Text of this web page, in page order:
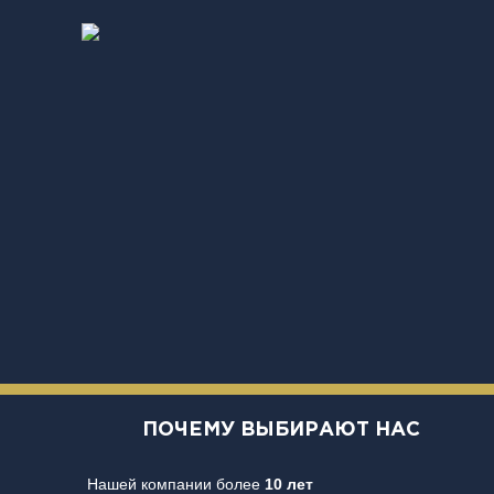
ПОЧЕМУ ВЫБИРАЮТ НАС
Нашей компании более 10 лет